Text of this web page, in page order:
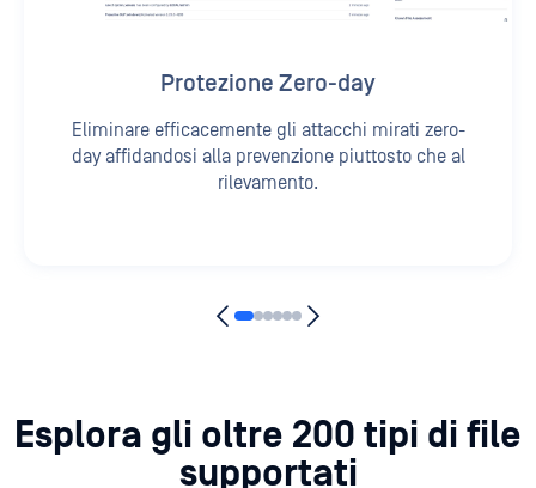
Protezione Zero-day
Eliminare efficacemente gli attacchi mirati zero-
day affidandosi alla prevenzione piuttosto che al
rilevamento.
Esplora gli oltre 200 tipi di file
supportati